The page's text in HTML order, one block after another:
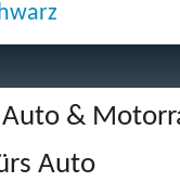
Auto &
Auto